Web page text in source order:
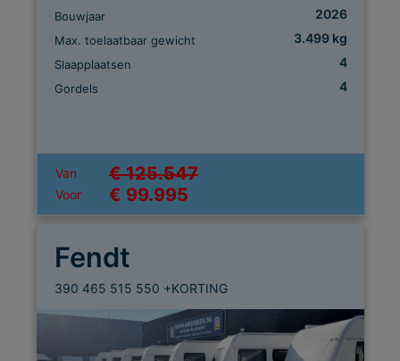
Bouwjaar 2026
Max. toelaatbaar gewicht 3.499 kg
Slaapplaatsen 4
Gordels 4
Van € 125.547
Voor € 99.995
Fendt
390 465 515 550 +KORTING